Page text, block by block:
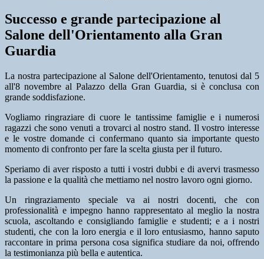
Successo e grande partecipazione al
Salone dell'Orientamento alla Gran
Guardia
La nostra partecipazione al Salone dell'Orientamento, tenutosi dal 5
all'8 novembre al Palazzo della Gran Guardia, si è conclusa con
grande soddisfazione.
Vogliamo ringraziare di cuore le tantissime famiglie e i numerosi
ragazzi che sono venuti a trovarci al nostro stand. Il vostro interesse
e le vostre domande ci confermano quanto sia importante questo
momento di confronto per fare la scelta giusta per il futuro.
Speriamo di aver risposto a tutti i vostri dubbi e di avervi trasmesso
la passione e la qualità che mettiamo nel nostro lavoro ogni giorno.
Un ringraziamento speciale va ai nostri docenti, che con
professionalità e impegno hanno rappresentato al meglio la nostra
scuola, ascoltando e consigliando famiglie e studenti; e a i nostri
studenti, che con la loro energia e il loro entusiasmo, hanno saputo
raccontare in prima persona cosa significa studiare da noi, offrendo
la testimonianza più bella e autentica.